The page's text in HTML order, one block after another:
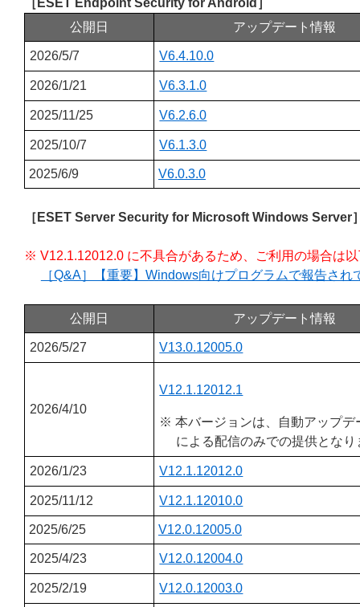
［ESET Endpoint Security for Android］
公開日
アップデート情報
2026/5/7 V6.4.10.0
2026/1/21 V6.3.1.0
2025/11/25 V6.2.6.0
2025/10/7 V6.1.3.0
2025/6/9 V6.0.3.0
［ESET Server Security for Microsoft Windows Server
※ V12.1.12012.0 に不具合があるため、ご利用の場合は
［Q&A］【重要】Windows向けプログラムで報告さ
公開日 アップデート情報
2026/5/27 V13.0.12005.0
2026/4/10
V12.1.12012.1
※ 本バージョンは、自動アップデ
による配信のみでの提供となり
2026/1/23 V12.1.12012.0
2025/11/12 V12.1.12010.0
2025/6/25 V12.0.12005.0
2025/4/23 V12.0.12004.0
2025/2/19 V12.0.12003.0